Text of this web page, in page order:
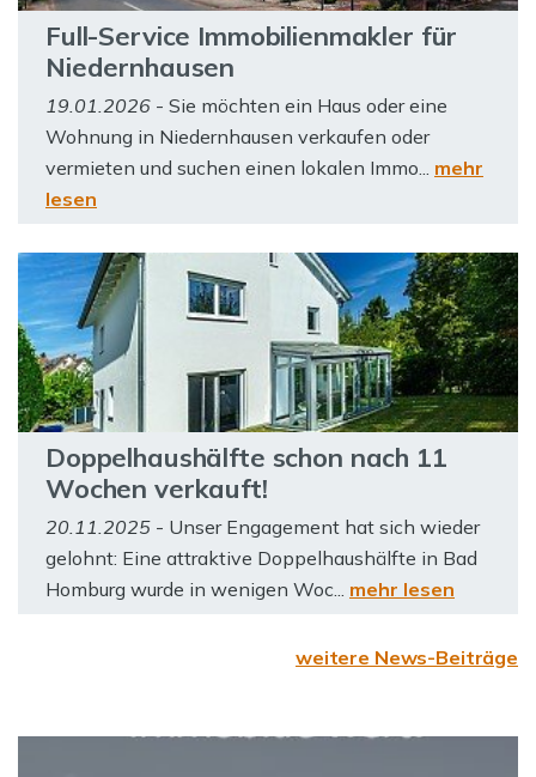
Full-Service Immobilienmakler für
Niedernhausen
19.01.2026 - Sie möchten ein Haus oder eine
Wohnung in Niedernhausen verkaufen oder
vermieten und suchen einen lokalen Immo... mehr
lesen
Doppelhaushälfte schon nach 11
Wochen verkauft!
20.11.2025 - Unser Engagement hat sich wieder
gelohnt: Eine attraktive Doppelhaushälfte in Bad
Homburg wurde in wenigen Woc... mehr lesen
weitere News-Beiträge